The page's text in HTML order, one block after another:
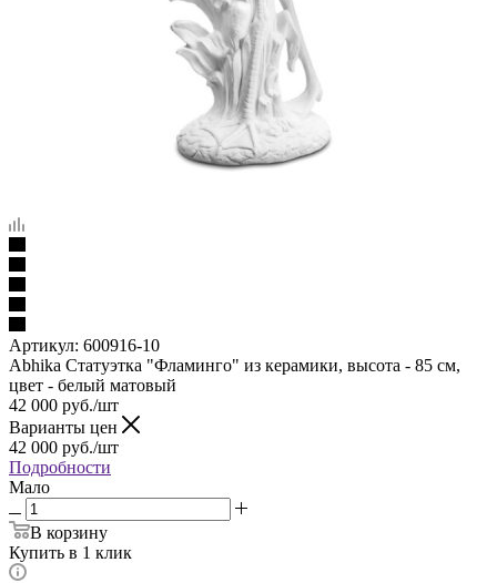
Артикул: 600916-10
Abhika Статуэтка "Фламинго" из керамики, высота - 85 см,
цвет - белый матовый
42 000 руб./шт
Варианты цен
42 000 руб./шт
Подробности
Мало
В корзину
Купить в 1 клик